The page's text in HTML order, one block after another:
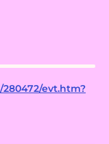
evt.htm?